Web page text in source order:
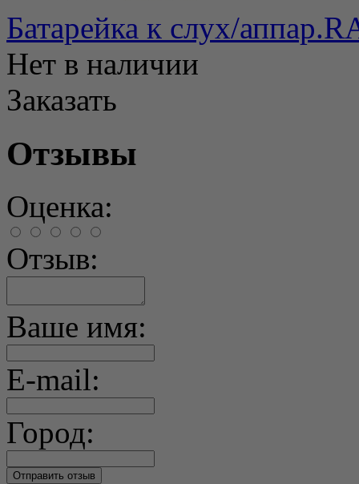
Батарейка к слух/
Нет в наличии
Заказать
Отзывы
Оценка:
Отзыв:
Ваше имя:
E-mail:
Город: